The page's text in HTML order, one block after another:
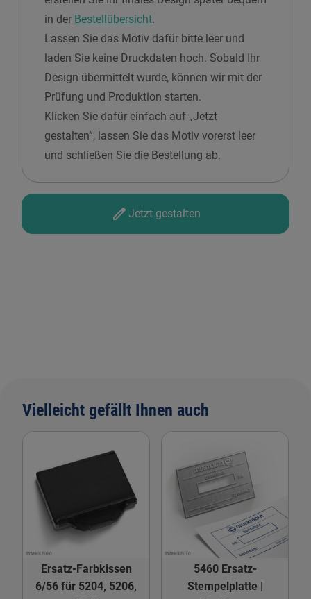
in der Bestellübersicht.
Lassen Sie das Motiv dafür bitte leer und
laden Sie keine Druckdaten hoch. Sobald Ihr
Design übermittelt wurde, können wir mit der
Prüfung und Produktion starten.
Klicken Sie dafür einfach auf „Jetzt
gestalten“, lassen Sie das Motiv vorerst leer
und schließen Sie die Bestellung ab.
Jetzt gestalten
Vielleicht gefällt Ihnen auch
Ersatz-Farbkissen
6/56 für 5204, 5206,
5460 Ersatz-
Stempelplatte |